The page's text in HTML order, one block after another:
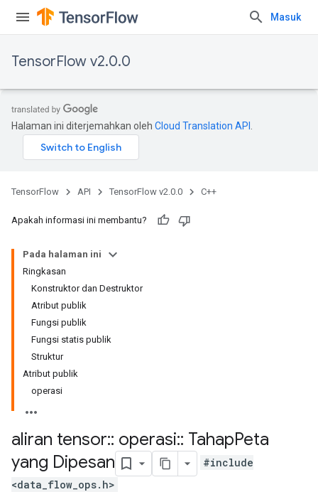
Masuk
TensorFlow v2.0.0
Halaman ini diterjemahkan oleh Cloud Translation API
TensorFlow API TensorFlow v2.0.0 C++
Apakah informasi ini membantu?
Pada halaman ini
Ringkasan
Konstruktor dan Destruktor
Atribut publik
Fungsi publik
Fungsi statis publik
Struktur
Atribut publik
operasi
aliran tensor:: operasi:: TahapPeta
yang Dipesan
#include
<data_flow_ops.h>